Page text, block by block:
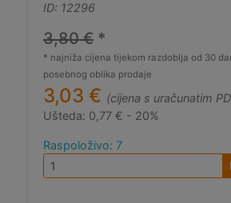
ID: 12296
3,80 € *
* najniža cijena tijekom razdoblja od 30
posebnog oblika prodaje
3,03 € (cijena s uračunatim
Ušteda: 0,77 € - 20%
Raspoloživo: 7